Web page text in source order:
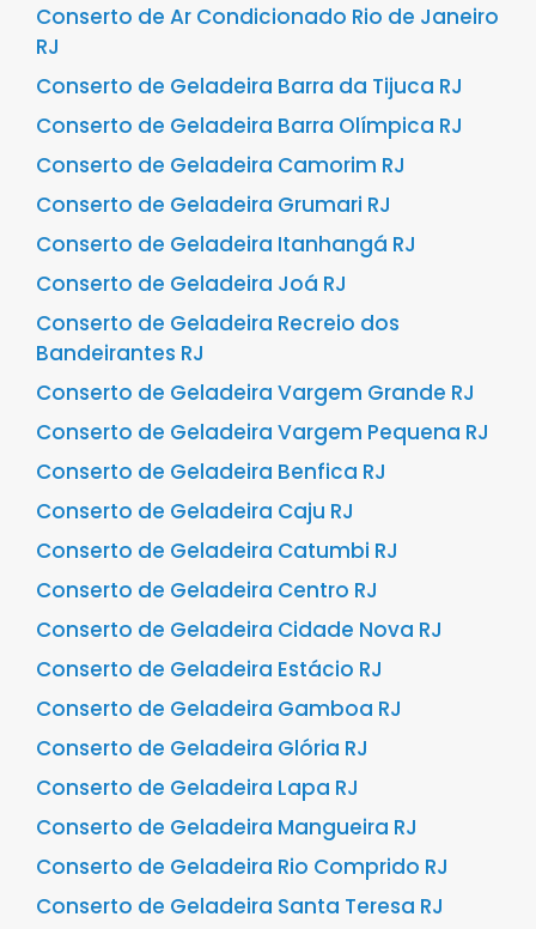
Conserto de Ar Condicionado Rio de Janeiro
RJ
Conserto de Geladeira Barra da Tijuca RJ
Conserto de Geladeira Barra Olímpica RJ
Conserto de Geladeira Camorim RJ
Conserto de Geladeira Grumari RJ
Conserto de Geladeira Itanhangá RJ
Conserto de Geladeira Joá RJ
Conserto de Geladeira Recreio dos
Bandeirantes RJ
Conserto de Geladeira Vargem Grande RJ
Conserto de Geladeira Vargem Pequena RJ
Conserto de Geladeira Benfica RJ
Conserto de Geladeira Caju RJ
Conserto de Geladeira Catumbi RJ
Conserto de Geladeira Centro RJ
Conserto de Geladeira Cidade Nova RJ
Conserto de Geladeira Estácio RJ
Conserto de Geladeira Gamboa RJ
Conserto de Geladeira Glória RJ
Conserto de Geladeira Lapa RJ
Conserto de Geladeira Mangueira RJ
Conserto de Geladeira Rio Comprido RJ
Conserto de Geladeira Santa Teresa RJ